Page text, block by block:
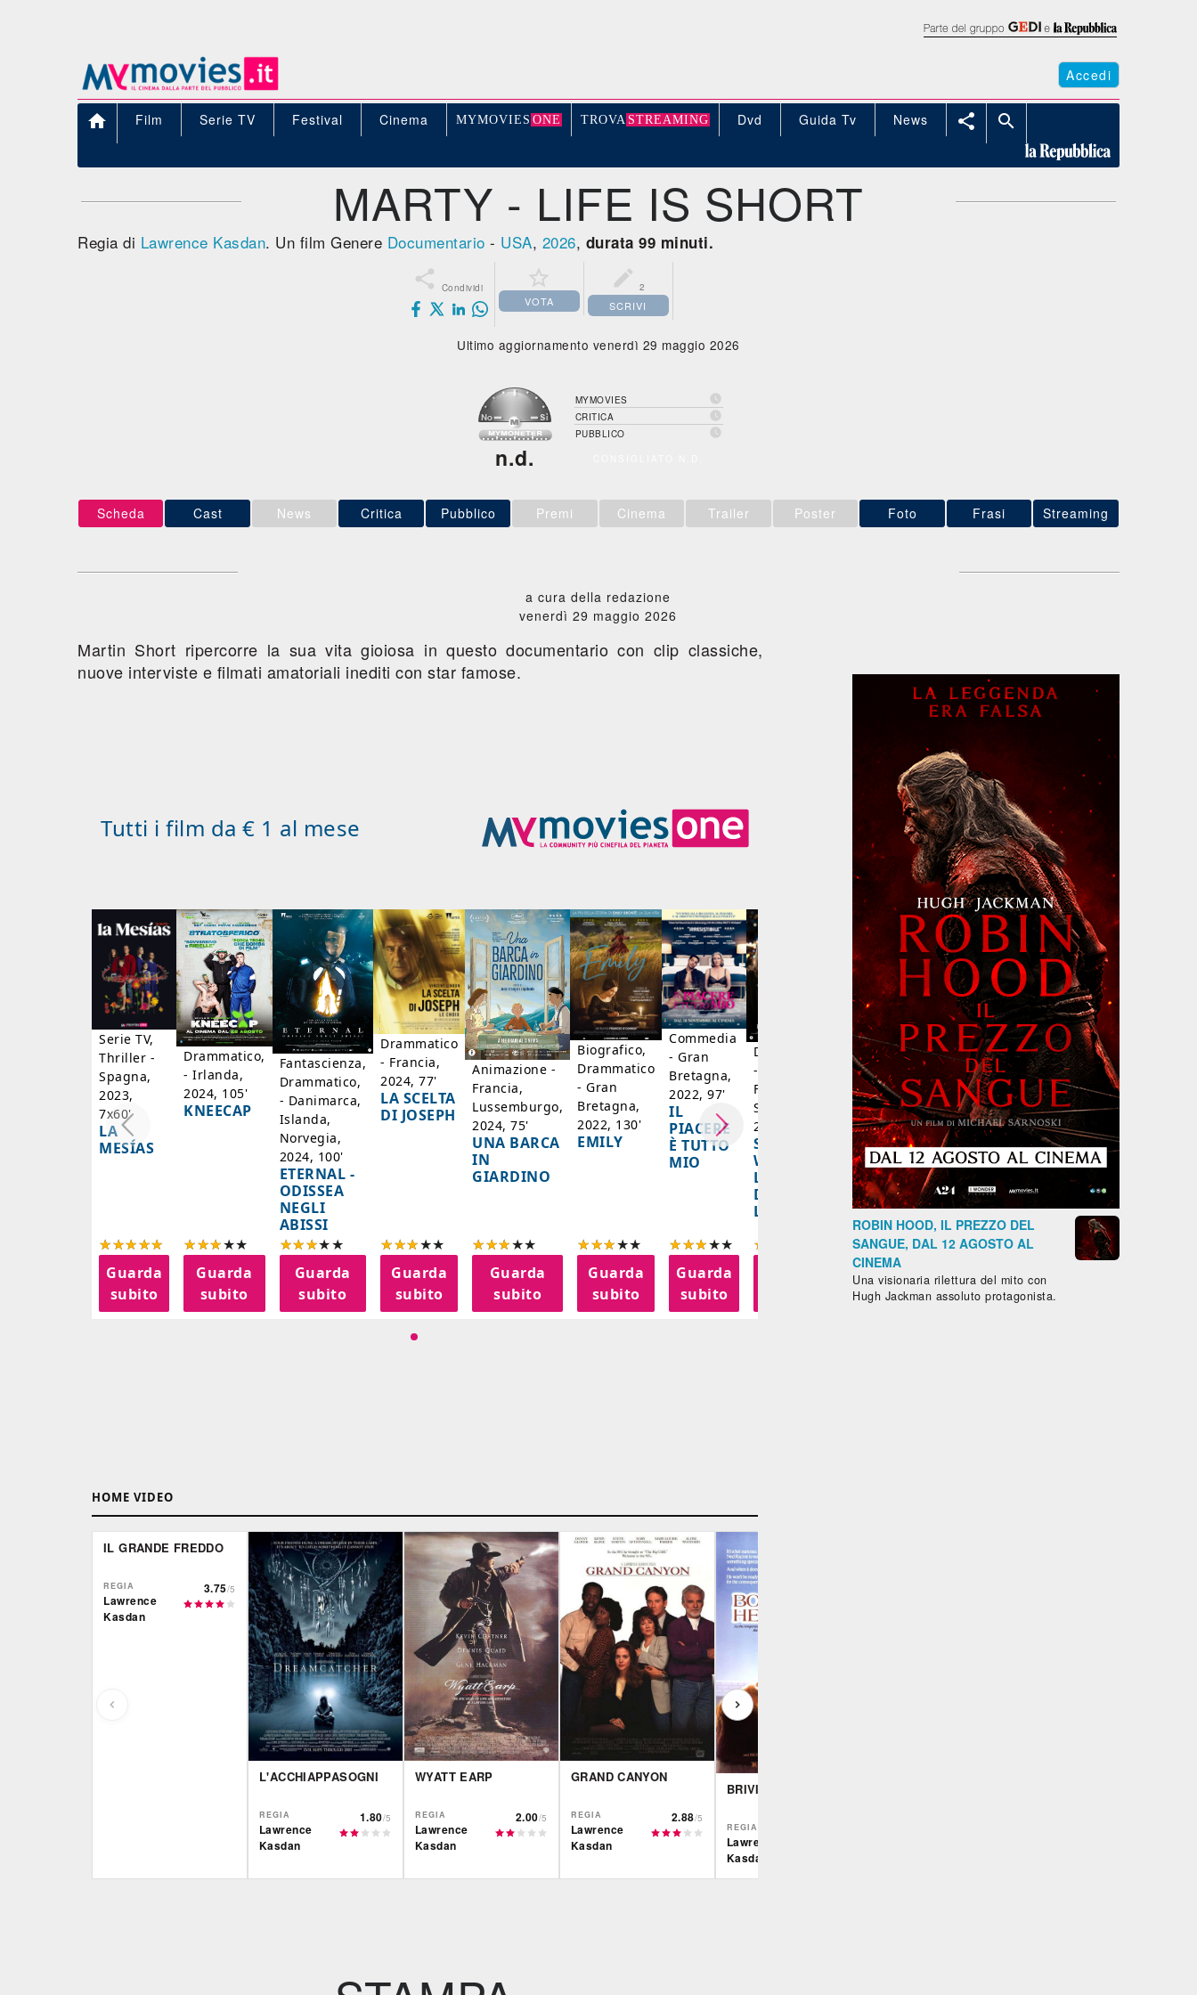
Accedi
 Film Serie TV Festival Cinema MYMOVIE S ONE TROVA STREAMING Dvd Guida Tv News  
MARTY - LIFE IS SHORT
Regia di Lawrence Kasdan. Un film Genere Documentario - USA, 2026, durata 99 minuti.
 Condividi 
VOTA
 2
SCRIVI
Ultimo aggiornamento venerdì 29 maggio 2026
n.d.
MYMOVIES 
CRITICA 
PUBBLICO 
Scheda Cast News Critica Pubblico Premi Cinema Trailer Poster Foto Frasi Streaming
a cura della redazione
venerdì 29 maggio 2026
Martin Short ripercorre la sua vita gioiosa in questo documentario con clip classiche,
nuove interviste e filmati amatoriali inediti con star famose.
Tutti i film da € 1 al mese
Serie TV,
Thriller -
Spagna,
2023,
7x60'
LA
MESÍAS
Guarda
subito
Drammatico,
- Irlanda,
2024, 105'
KNEECAP
Guarda
subito
Fantascienza,
Drammatico,
- Danimarca,
Islanda,
Norvegia,
2024, 100'
ETERNAL -
ODISSEA
NEGLI
ABISSI
Guarda
subito
Drammatico
- Francia,
2024, 77'
LA SCELTA
DI JOSEPH
Guarda
subito
Animazione -
Francia,
Lussemburgo,
2024, 75'
UNA BARCA
IN
GIARDINO
Guarda
subito
Biografico,
Drammatico
- Gran
Bretagna,
2022, 130'
EMILY
Guarda
subito
Commedia
- Gran
Bretagna,
2022, 97'
IL
PIACERE
È TUTTO
MIO
Guarda
subito
Drammatico
- Giappone,
Francia,
Singapore,
2024, 105'
SPIRIT
WORLD -
LA FESTA
DELLE
LANTERNE
Biografico -
Francia,
Belgio, 2024,
98'
LA DIVINA
DI FRANCIA
- SARAH
BERNHARDT
Guarda
subito
Drammatico
- Brasile,
Messico,
Paesi Bassi,
Cile, 2025,
85'
IL
SENTIERO
AZZURRO
Guarda
subito
Commedia
- Francia,
2024, 101'
LA
GAZZA
LADRA
HOME VIDEO
IL GRANDE FREDDO
REGIA
Lawrence
Kasdan
3.75/5
L'ACCHIAPPASOGNI
REGIA
Lawrence
Kasdan
1.80/5
WYATT EARP
REGIA
Lawrence
Kasdan
2.00/5
GRAND CANYON
REGIA
Lawrence
Kasdan
2.88/5
BRIVIDO CALDO
REGIA
Lawrence
Kasdan
ROBIN HOOD, IL PREZZO DEL
SANGUE, DAL 12 AGOSTO AL
CINEMA
Una visionaria rilettura del mito con
Hugh Jackman assoluto protagonista.